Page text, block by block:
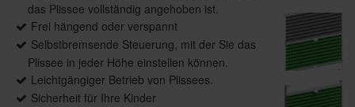
das Plissee vollständig angehoben ist.
Frei hängend oder verspannt
Selbstbremsende Steuerung, mit der Sie das
Plissee in jeder Höhe einstellen können.
Leichtgängiger Betrieb von Plissees.
Sicherheit für Ihre Kinder